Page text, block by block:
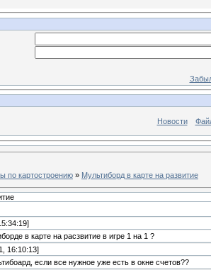
Новости
по картостроению » Мультиборд в карте на развитие
в карте на расзвитие в игре 1 на 1 ?
16:10:13]
если все нужное уже есть в окне счетов??